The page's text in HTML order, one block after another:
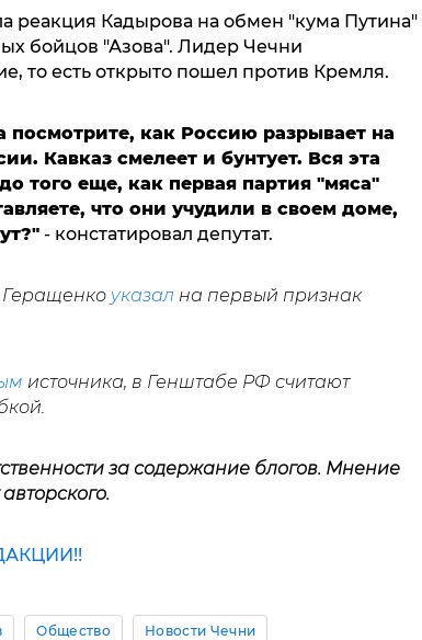
реакция Кадырова на обмен "кума Путина"
бойцов "Азова". Лидер Чечни
то есть открыто пошел против Кремля.
как Россию разрывает на
Кавказ смелеет и бунтует. Вся эта
того еще, как первая партия "мяса"
что они учудили в своем доме,
- констатировал депутат.
Геращенко указал на первый признак
источника, в Генштабе РФ считают
за содержание блогов. Мнение
Общество Новости Чечни